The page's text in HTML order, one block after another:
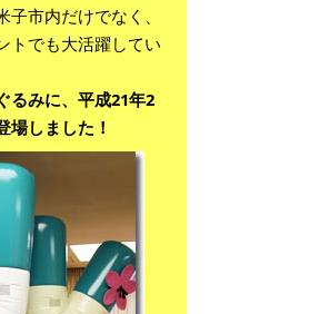
市内だけでなく、
トでも大活躍してい
るみに、平成21年2
場しました！